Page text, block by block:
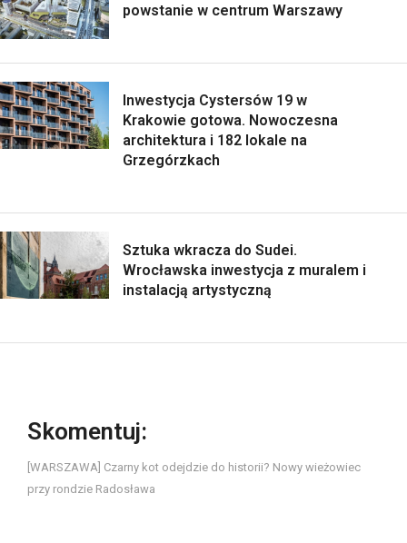
powstanie w centrum Warszawy
Inwestycja Cystersów 19 w
Krakowie gotowa. Nowoczesna
architektura i 182 lokale na
Grzegórzkach
Sztuka wkracza do Sudei.
Wrocławska inwestycja z muralem i
instalacją artystyczną
Skomentuj:
[WARSZAWA] Czarny kot odejdzie do historii? Nowy wieżowiec
przy rondzie Radosława